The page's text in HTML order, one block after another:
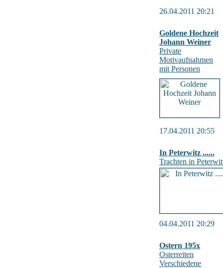
26.04.2011 20:21
Goldene Hochzeit
Johann Weiner
Private
Motivaufnahmen
mit Personen
17.04.2011 20:55
In Peterwitz ......
Trachten in
04.04.2011 20:29
Ostern 195x
Osterreiten
Verschiedene